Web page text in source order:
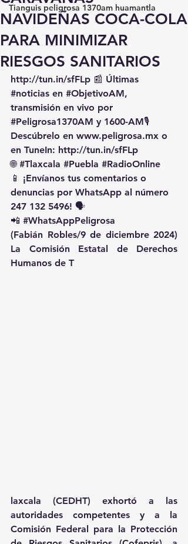
Tianguis peligrosa 1370am huamantla
NAVIDEÑAS COCA-COLA
PARA MINIMIZAR
RIESGOS SANITARIOS
http://tun.in/sfFLp 📰 Últimas
#noticias en #ObjetivoAM,
transmisión en vivo por
#Peligrosa1370AM y 1600-AM🎙️
Descúbrelo en www.peligrosa.mx o
en TuneIn: http://tun.in/sfFLp
🌐 #Tlaxcala #Puebla #RadioOnline
📱 ¡Envíanos tus comentarios o
denuncias por WhatsApp al número
247 132 5496! 🗣️
📲 #WhatsAppPeligrosa
(Fabián Robles/9 de diciembre 2024)
La Comisión Estatal de Derechos
Humanos de T
laxcala (CEDHT) exhortó a las
autoridades competentes y a la
Comisión Federal para la Protección